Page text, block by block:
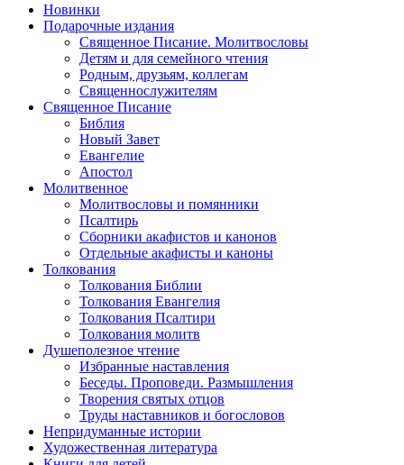
Новинки
Подарочные издания
Священное Писание. Молитвословы
Детям и для семейного чтения
Родным, друзьям, коллегам
Священнослужителям
Священное Писание
Библия
Новый Завет
Евангелие
Апостол
Молитвенное
Молитвословы и помянники
Псалтирь
Сборники акафистов и канонов
Отдельные акафисты и каноны
Толкования
Толкования Библии
Толкования Евангелия
Толкования Псалтири
Толкования молитв
Душеполезное чтение
Избранные наставления
Беседы. Проповеди. Размышления
Творения святых отцов
Труды наставников и богословов
Непридуманные истории
Художественная литература